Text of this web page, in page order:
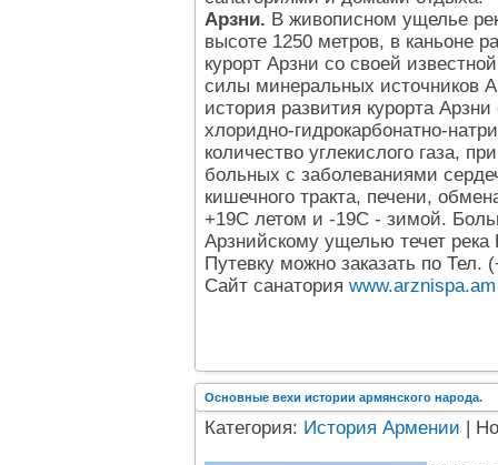
Арзни. В живописном ущелье
высоте 1250 метров, в каньоне
курорт Арзни со своей
силы минеральных источников
история развития курорта
хлоридно-гидрокарбонатно-
количество углекислого газа,
больных с заболеваниями
кишечного тракта, печени,
+19С летом и -19С - зимой.
Арзнийскому ущелью течет
Путевку можно заказать по Тел.
Сайт санатория www.arznispa.am
Основные вехи истории армянского народа.
Категория: История Армении |